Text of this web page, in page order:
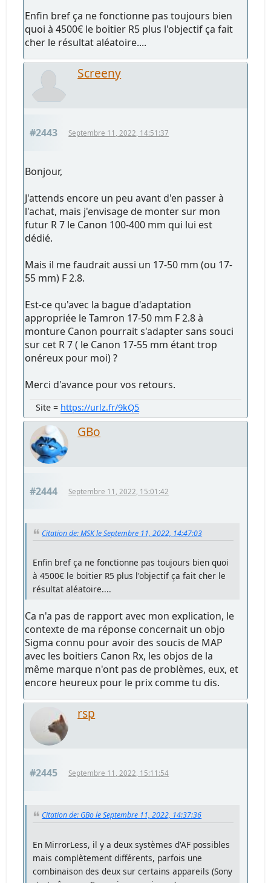
Enfin bref ça ne fonctionne pas toujours bien
quoi à 4500€ le boitier R5 plus l'objectif ça fait
cher le résultat aléatoire....
Screeny
#2443 Septembre 11, 2022, 14:51:37
Bonjour,
J'attends encore un peu avant d'en passer à
l'achat, mais j'envisage de monter sur mon
futur R 7 le Canon 100-400 mm qui lui est
dédié.
Mais il me faudrait aussi un 17-50 mm (ou 17-
55 mm) F 2.8.
Est-ce qu'avec la bague d'adaptation
appropriée le Tamron 17-50 mm F 2.8 à
monture Canon pourrait s'adapter sans souci
sur cet R 7 ( le Canon 17-55 mm étant trop
onéreux pour moi) ?
Merci d'avance pour vos retours.
Site = https://urlz.fr/9kQ5
GBo
#2444 Septembre 11, 2022, 15:01:42
Citation de: MSK le Septembre 11, 2022, 14:47:03
Enfin bref ça ne fonctionne pas toujours bien quoi
à 4500€ le boitier R5 plus l'objectif ça fait cher le
résultat aléatoire....
Ca n'a pas de rapport avec mon explication, le
contexte de ma réponse concernait un objo
Sigma connu pour avoir des soucis de MAP
avec les boitiers Canon Rx, les objos de la
même marque n'ont pas de problèmes, eux, et
encore heureux pour le prix comme tu dis.
rsp
#2445 Septembre 11, 2022, 15:11:54
Citation de: GBo le Septembre 11, 2022, 14:37:36
En MirrorLess, il y a deux systèmes d'AF possibles
mais complètement différents, parfois une
combinaison des deux sur certains appareils (Sony